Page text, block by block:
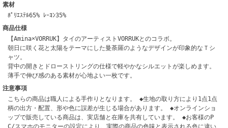
素材
ﾎﾟﾘｴｽﾃﾙ65% ﾚｰﾖﾝ35%
商品仕様
【Amina×VORRUK】タイのアーティストVORRUKとのコラボ。
朝日に咲く花と太陽をテーマにした曼荼羅のようなデザインが印象的なＴシ
ャツ。
背中の開きとドローストリングの仕様で軽やかなシルエットが楽しめます。
薄手で伸び感のある素材が心地よい一枚です。
注意事項
こちらの商品は職人による手作りとなります。 ◆生地の取り方により1点1点
柄の出方・配置、形や色に誤差が生じる場合があります。 ◆オンラインショ
ップで販売している商品は、実店舗と在庫を共有しています。 ◆お客様のP
C/スマホのモニターの設定により、実際の商品の色味と表示される色に違い